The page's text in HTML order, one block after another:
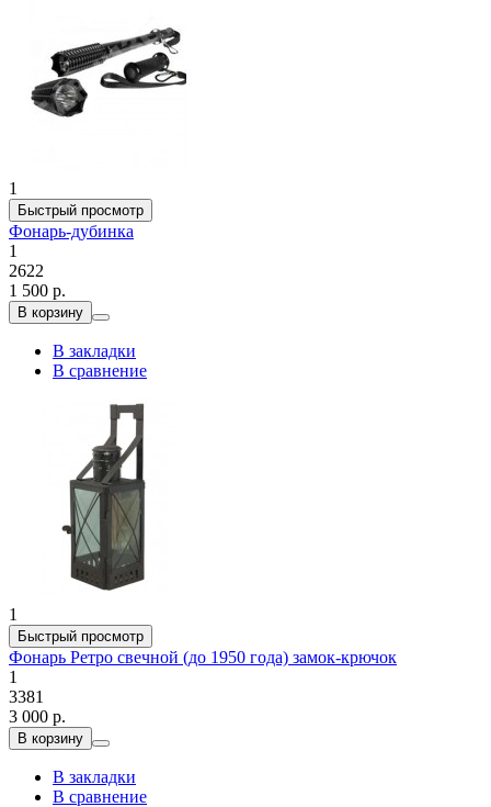
1
Быстрый просмотр
Фонарь-дубинка
1
2622
1 500 р.
В корзину
В закладки
В сравнение
1
Быстрый просмотр
Фонарь Ретро свечной (до 1950 года) замок-крючок
1
3381
3 000 р.
В корзину
В закладки
В сравнение